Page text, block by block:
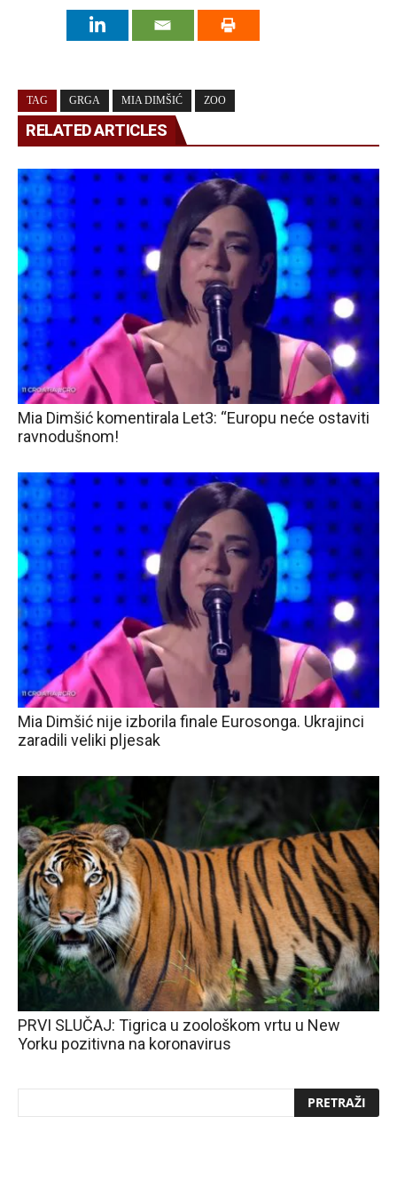
TAG GRGA MIA DIMŠIĆ ZOO
RELATED ARTICLES
Mia Dimšić komentirala Let3: “Europu neće ostaviti
ravnodušnom!
Mia Dimšić nije izborila finale Eurosonga. Ukrajinci
zaradili veliki pljesak
PRVI SLUČAJ: Tigrica u zoološkom vrtu u New
Yorku pozitivna na koronavirus